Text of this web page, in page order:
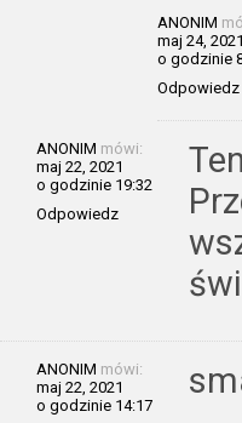
ANONIM
maj 24, 2021
o godzinie
Odpowiedz
ANONIM mówi:
maj 22, 2021
o godzinie 19:32
Odpowiedz
ANONIM mówi:
maj 22, 2021
o godzinie 14:17